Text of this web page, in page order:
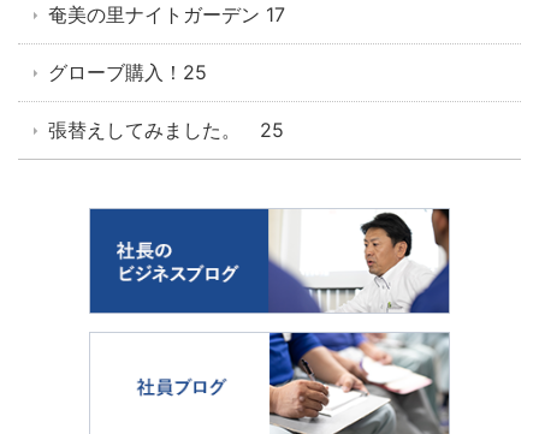
奄美の里ナイトガーデン 17
グローブ購入！25
張替えしてみました。 25